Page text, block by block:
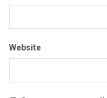
Website